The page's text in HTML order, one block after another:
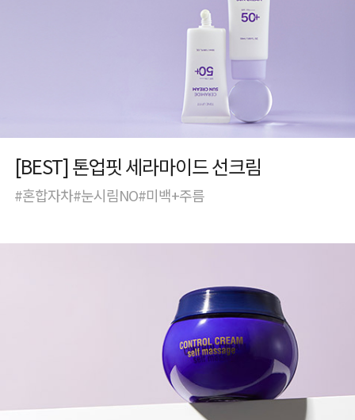
[BEST] 톤업핏 세라마이드 선크림
#혼합자차#눈시림NO#미백+주름